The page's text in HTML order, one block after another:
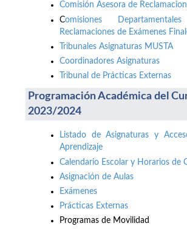
Comisión Asesora de
Comisiones
Reclamaciones de Exámenes
Tribunales Asignaturas MUSTA
Coordinadores Asignaturas
Tribunal de Prácticas Externas
Programación Académica del
2023/2024
Listado de Asignaturas y
Aprendizaje
Calendario Escolar y Horarios de
Asignación de Aulas
Exámenes
Prácticas Externas
Programas de Movilidad